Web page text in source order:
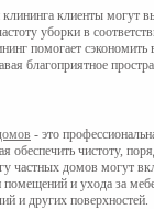
клининга клиенты могут
уборки в
помогает сэкономить
благоприятное
- это
обеспечить чистоту,
частных домов могут
помещений и ухода за
и других поверхностей.